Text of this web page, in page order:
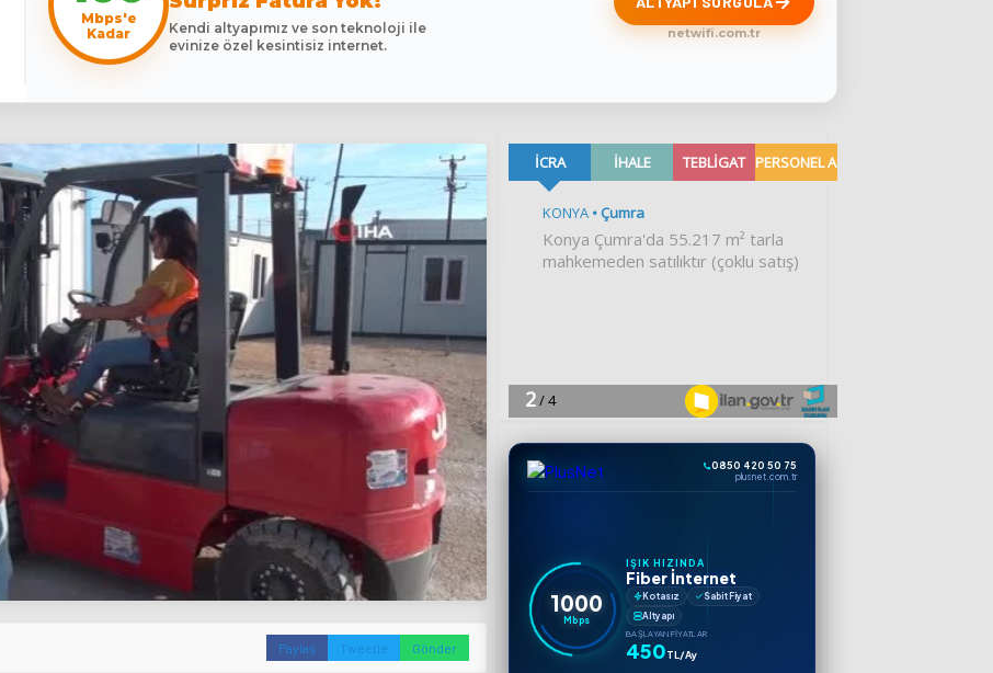
Mbps'e
Kadar
Kendi altyapımız ve son teknoloji ile
evinize özel kesintisiz internet.
netwifi.com.tr
Paylaş Tweetle Gönder
0850 420 50 75
plusnet.com.tr
1000
Mbps
IŞIK HIZINDA
Fiber İnternet
Kotasız
Sabit Fiyat
Altyapı
BAŞLAYAN FIYATLAR
450TL/Ay